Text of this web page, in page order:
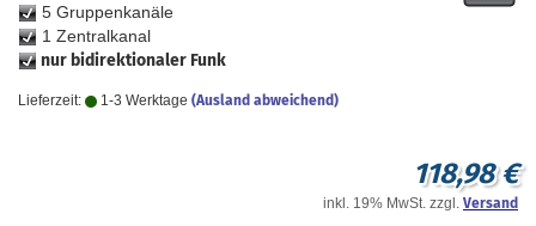
5 Gruppenkanäle
1 Zentralkanal
nur bidirektionaler Funk
Lieferzeit: 1-3 Werktage (Ausland abweichend)
118,98 €
inkl. 19% MwSt. zzgl. Versand